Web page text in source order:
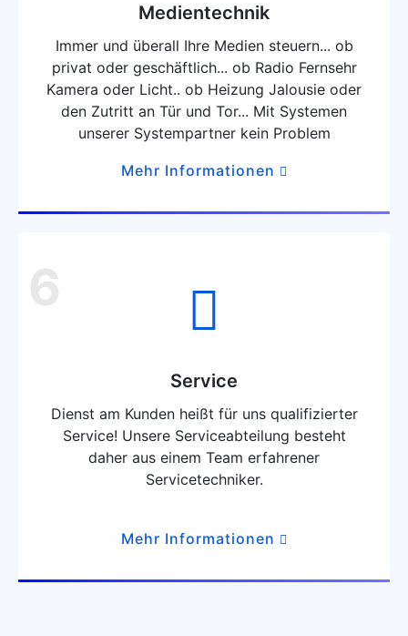
Medientechnik
Immer und überall Ihre Medien steuern... ob
privat oder geschäftlich... ob Radio Fernsehr
Kamera oder Licht.. ob Heizung Jalousie oder
den Zutritt an Tür und Tor... Mit Systemen
unserer Systempartner kein Problem
Mehr Informationen
Service
Dienst am Kunden heißt für uns qualifizierter
Service! Unsere Serviceabteilung besteht
daher aus einem Team erfahrener
Servicetechniker.
Mehr Informationen